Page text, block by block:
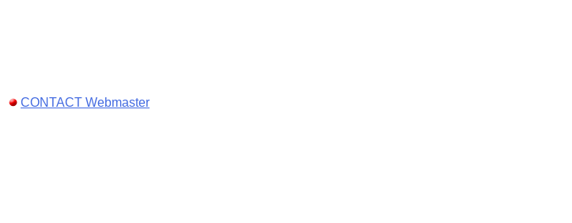
CONTACT Webmaster